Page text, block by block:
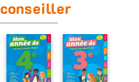
conseiller